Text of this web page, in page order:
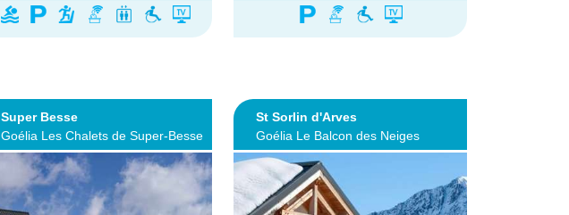
Super Besse
Goélia Les Chalets de Super-Besse
St Sorlin d'Arves
Goélia Le Balcon des Neiges